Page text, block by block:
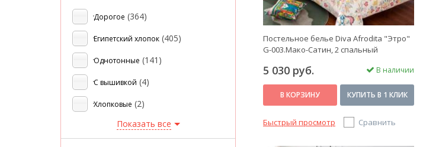
Дорогое (364)
Египетский хлопок (405)
Однотонные (141)
С вышивкой (4)
Хлопковые (2)
Показать все
Постельное белье Diva Afrodita "Этро"
G-003.Мако-Сатин, 2 спальный
5 030 руб. В наличии
В КОРЗИНУ КУПИТЬ В 1 КЛИК
Быстрый просмотр Сравнить